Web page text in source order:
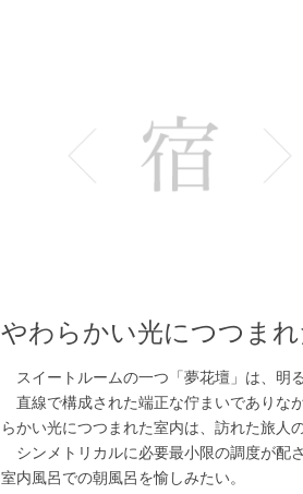
やわらかい光につつま
スイートルームの一つ「夢花壇」は、明
直線で構成された端正な佇まいでありな
らかい光につつまれた室内は、訪れた旅人
シンメトリカルに必要最小限の調度が配
室内風呂での朝風呂を愉しみたい。